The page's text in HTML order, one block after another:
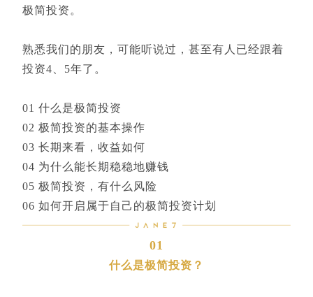
极简投资。
熟悉我们的朋友，可能听说过，甚至有人已经跟着
投资4、5年了。
01 什么是极简投资
02 极简投资的基本操作
03 长期来看，收益如何
04 为什么能长期稳稳地赚钱
05 极简投资，有什么风险
06 如何开启属于自己的极简投资计划
01
什么是极简投资？